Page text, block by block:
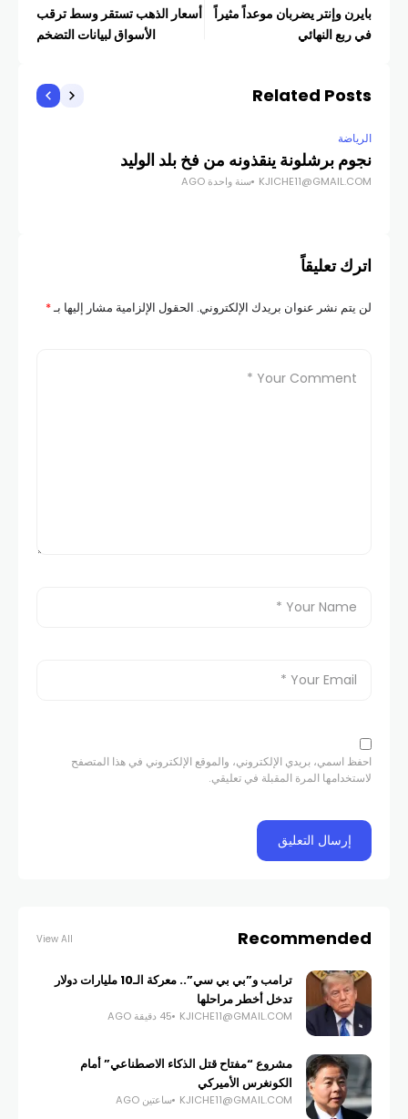
بايرن وإنتر يضربان موعداً مثيراً
في ربع النهائي
أسعار الذهب تستقر وسط ترقب
الأسواق لبيانات التضخم
Related Posts
الرياضة
نجوم برشلونة ينقذونه من فخ بلد الوليد
KJICHE11@GMAIL.COM سنة واحدة AGO
اترك تعليقاً
لن يتم نشر عنوان بريدك الإلكتروني. الحقول الإلزامية مشار إليها بـ*
احفظ اسمي، بريدي الإلكتروني، والموقع الإلكتروني في هذا المتصفح
لاستخدامها المرة المقبلة في تعليقي.
Recommended
View All
ترامب و”بي بي سي”.. معركة الـ10 مليارات دولار
تدخل أخطر مراحلها
KJICHE11@GMAIL.COM 45 دقيقة AGO
مشروع “مفتاح قتل الذكاء الاصطناعي” أمام
الكونغرس الأميركي
KJICHE11@GMAIL.COM ساعتين AGO